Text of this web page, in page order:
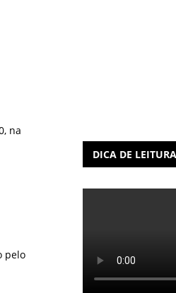
na
pelo
DICA DE LEITURA